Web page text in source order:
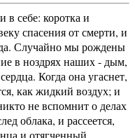
себе: коротка и
спасения от смерти, и
Случайно мы рождены
в ноздрях наших - дым,
Когда она угаснет,
как жидкий воздух; и
не вспомнит о делах
облака, и рассеется,
и отягченный